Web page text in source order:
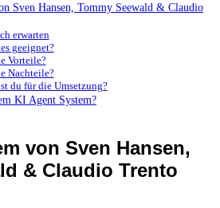
Sven Hansen, Tommy Seewald & Claudio
erwarten
geeignet?
Vorteile?
Nachteile?
du für die Umsetzung?
KI Agent System?
von Sven Hansen,
& Claudio Trento